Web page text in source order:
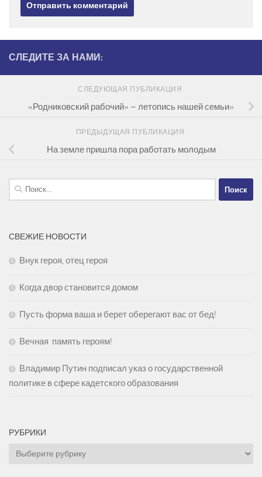
СЛЕДИТЕ ЗА НАМИ:
СЛЕДУЮЩАЯ ПУБЛИКАЦИЯ
«Родниковский рабочий» – летопись нашей семьи»
ПРЕДЫДУЩАЯ ПУБЛИКАЦИЯ
На земле пришла пора работать молодым
Найти:
СВЕЖИЕ НОВОСТИ
Внук героя, отец героя
Когда двор становится домом
Пусть форма ваша и берет оберегают вас от бед!
Вечная память героям!
Владимир Путин подписал указ о государственной
политике в сфере кадетского образования
РУБРИКИ
Рубрики